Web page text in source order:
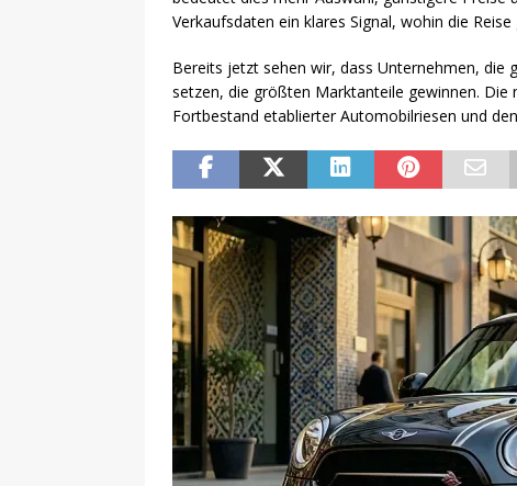
Verkaufsdaten ein klares Signal, wohin die
Bereits jetzt sehen wir, dass Unternehmen, die
setzen, die größten Marktanteile gewinnen. Die
Fortbestand etablierter Automobilriesen und